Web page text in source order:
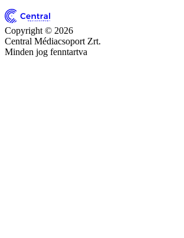
Copyright © 2026
Central Médiacsoport Zrt.
Minden jog fenntartva